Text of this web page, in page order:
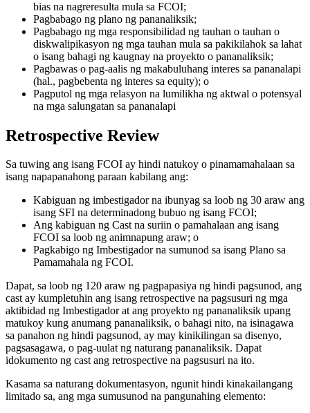
bias na nagreresulta mula sa FCOI;
Pagbabago ng plano ng pananaliksik;
Pagbabago ng mga responsibilidad ng tauhan o tauhan o
diskwalipikasyon ng mga tauhan mula sa pakikilahok sa lahat
o isang bahagi ng kaugnay na proyekto o pananaliksik;
Pagbawas o pag-aalis ng makabuluhang interes sa pananalapi
(hal., pagbebenta ng interes sa equity); o
Pagputol ng mga relasyon na lumilikha ng aktwal o potensyal
na mga salungatan sa pananalapi
Retrospective Review
Sa tuwing ang isang FCOI ay hindi natukoy o pinamamahalaan sa
isang napapanahong paraan kabilang ang:
Kabiguan ng imbestigador na ibunyag sa loob ng 30 araw ang
isang SFI na determinadong bubuo ng isang FCOI;
Ang kabiguan ng Cast na suriin o pamahalaan ang isang
FCOI sa loob ng animnapung araw; o
Pagkabigo ng Imbestigador na sumunod sa isang Plano sa
Pamamahala ng FCOI.
Dapat, sa loob ng 120 araw ng pagpapasiya ng hindi pagsunod, ang
cast ay kumpletuhin ang isang retrospective na pagsusuri ng mga
aktibidad ng Imbestigador at ang proyekto ng pananaliksik upang
matukoy kung anumang pananaliksik, o bahagi nito, na isinagawa
sa panahon ng hindi pagsunod, ay may kinikilingan sa disenyo,
pagsasagawa, o pag-uulat ng naturang pananaliksik. Dapat
idokumento ng cast ang retrospective na pagsusuri na ito.
Kasama sa naturang dokumentasyon, ngunit hindi kinakailangang
limitado sa, ang mga sumusunod na pangunahing elemento: